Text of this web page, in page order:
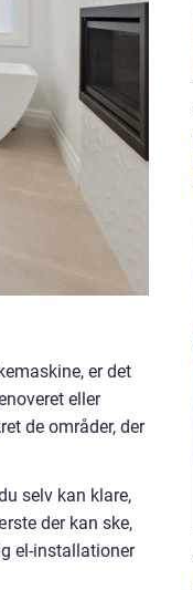
er det
eller
de områder, der
selv kan klare,
der kan ske,
el-installationer